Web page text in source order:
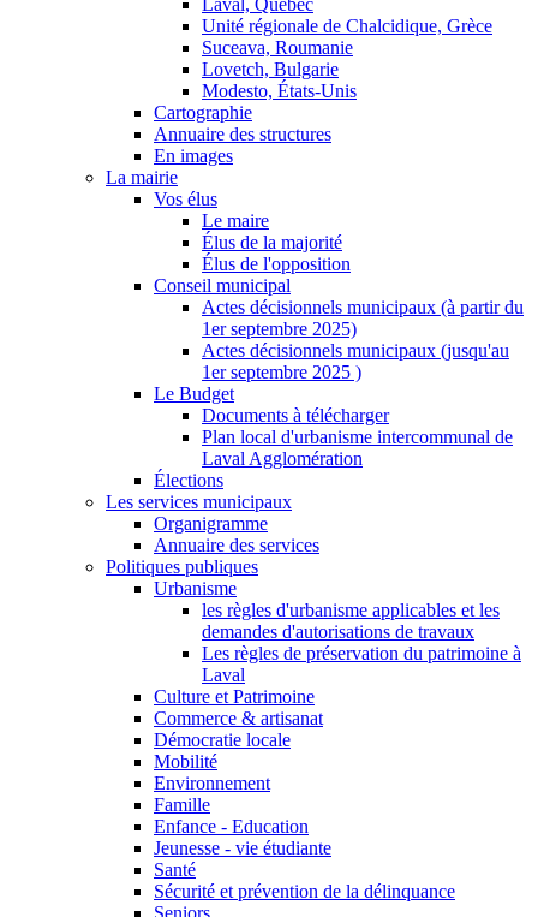
Laval, Québec
Unité régionale de Chalcidique, Grèce
Suceava, Roumanie
Lovetch, Bulgarie
Modesto, États-Unis
Cartographie
Annuaire des structures
En images
La mairie
Vos élus
Le maire
Élus de la majorité
Élus de l'opposition
Conseil municipal
Actes décisionnels municipaux (à partir du
1er septembre 2025)
Actes décisionnels municipaux (jusqu'au
1er septembre 2025 )
Le Budget
Documents à télécharger
Plan local d'urbanisme intercommunal de
Laval Agglomération
Élections
Les services municipaux
Organigramme
Annuaire des services
Politiques publiques
Urbanisme
les règles d'urbanisme applicables et les
demandes d'autorisations de travaux
Les règles de préservation du patrimoine à
Laval
Culture et Patrimoine
Commerce & artisanat
Démocratie locale
Mobilité
Environnement
Famille
Enfance - Education
Jeunesse - vie étudiante
Santé
Sécurité et prévention de la délinquance
Seniors